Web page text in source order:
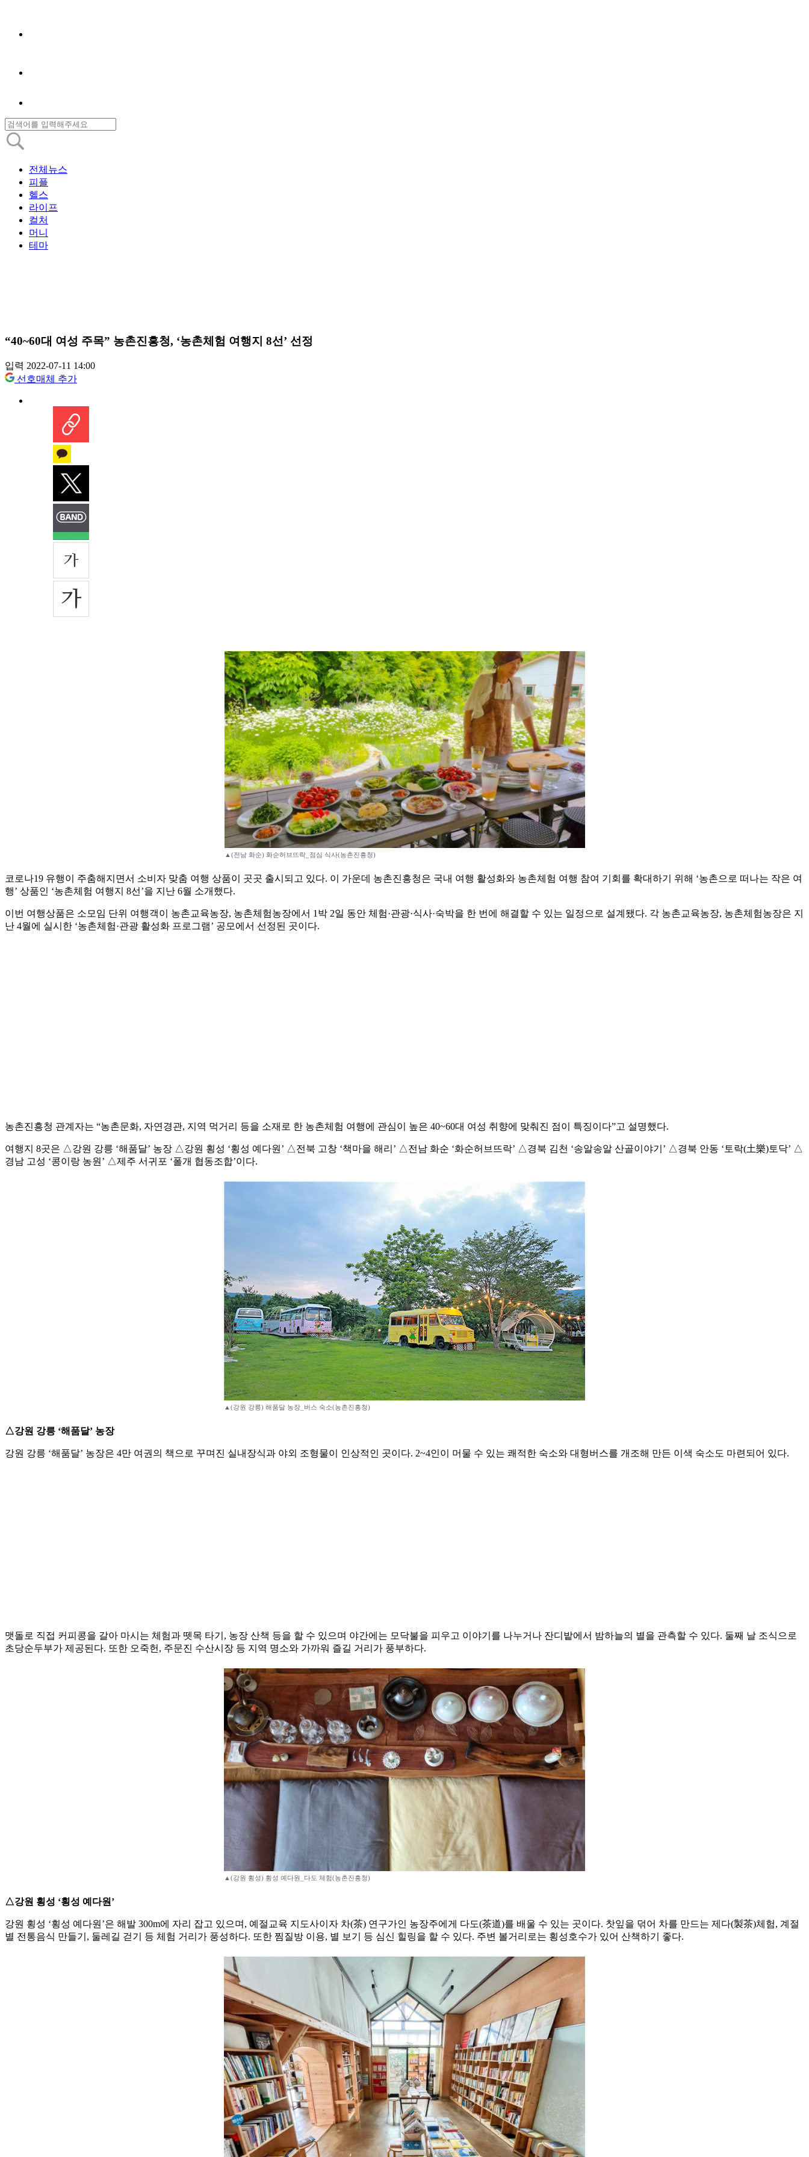
전체뉴스
피플
헬스
라이프
컬처
머니
테마
“40~60대 여성 주목” 농촌진흥청, ‘농촌체험 여행지 8선’ 선정
입력 2022-07-11 14:00
선호매체 추가
▲(전남 화순) 화순허브뜨락_점심 식사(농촌진흥청)
코로나19 유행이 주춤해지면서 소비자 맞춤 여행 상품이 곳곳 출시되고 있다. 이 가운데 농촌진흥청은 국내 여행 활성화와 농촌체험 여행 참여 기회를 확대하기 위해 ‘농촌으로 떠나는 작은 여
행’ 상품인 ‘농촌체험 여행지 8선’을 지난 6월 소개했다.
이번 여행상품은 소모임 단위 여행객이 농촌교육농장, 농촌체험농장에서 1박 2일 동안 체험·관광·식사·숙박을 한 번에 해결할 수 있는 일정으로 설계됐다. 각 농촌교육농장, 농촌체험농장은 지
난 4월에 실시한 ‘농촌체험·관광 활성화 프로그램’ 공모에서 선정된 곳이다.
농촌진흥청 관계자는 “농촌문화, 자연경관, 지역 먹거리 등을 소재로 한 농촌체험 여행에 관심이 높은 40~60대 여성 취향에 맞춰진 점이 특징이다”고 설명했다.
여행지 8곳은 △강원 강릉 ‘해품달’ 농장 △강원 횡성 ‘횡성 예다원’ △전북 고창 ‘책마을 해리’ △전남 화순 ‘화순허브뜨락’ △경북 김천 ‘송알송알 산골이야기’ △경북 안동 ‘토락(土樂)토닥’ △
경남 고성 ‘콩이랑 농원’ △제주 서귀포 ‘폴개 협동조합’이다.
▲(강원 강릉) 해품달 농장_버스 숙소(농촌진흥청)
△강원 강릉 ‘해품달’ 농장
강원 강릉 ‘해품달’ 농장은 4만 여권의 책으로 꾸며진 실내장식과 야외 조형물이 인상적인 곳이다. 2~4인이 머물 수 있는 쾌적한 숙소와 대형버스를 개조해 만든 이색 숙소도 마련되어 있다.
맷돌로 직접 커피콩을 갈아 마시는 체험과 뗏목 타기, 농장 산책 등을 할 수 있으며 야간에는 모닥불을 피우고 이야기를 나누거나 잔디밭에서 밤하늘의 별을 관측할 수 있다. 둘째 날 조식으로
초당순두부가 제공된다. 또한 오죽헌, 주문진 수산시장 등 지역 명소와 가까워 즐길 거리가 풍부하다.
▲(강원 횡성) 횡성 예다원_다도 체험(농촌진흥청)
△강원 횡성 ‘횡성 예다원’
강원 횡성 ‘횡성 예다원’은 해발 300m에 자리 잡고 있으며, 예절교육 지도사이자 차(茶) 연구가인 농장주에게 다도(茶道)를 배울 수 있는 곳이다. 찻잎을 덖어 차를 만드는 제다(製茶)체험, 계절
별 전통음식 만들기, 둘레길 걷기 등 체험 거리가 풍성하다. 또한 찜질방 이용, 별 보기 등 심신 힐링을 할 수 있다. 주변 볼거리로는 횡성호수가 있어 산책하기 좋다.